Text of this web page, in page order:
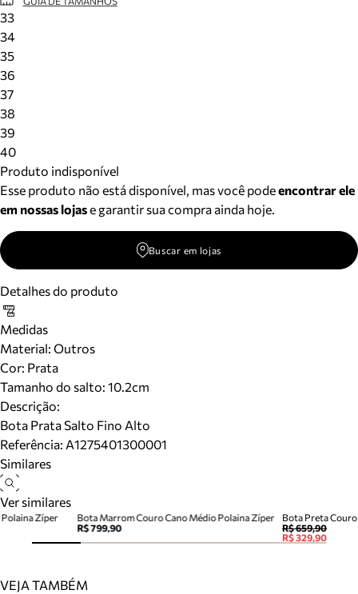
Acompanhe seus pedidos e solicite devoluções.
33
34
35
36
37
38
39
40
Produto indisponível
Esse produto não está disponível, mas você podeencontrar ele
em nossas lojase garantir sua compra ainda hoje.
Buscar em lojas
Detalhes do produto
Medidas
Material: Outros
Cor: Prata
Tamanho do salto: 10.2cm
Descrição:
Bota Prata Salto Fino Alto
Referência: A1275401300001
Similares
Ver similares
Bota Marrom Couro Cano Médio Polaina Zíper
R$ 799,90
Bota Preta
R$ 659,90
R$ 329,90
Zíper
VEJA TAMBÉM